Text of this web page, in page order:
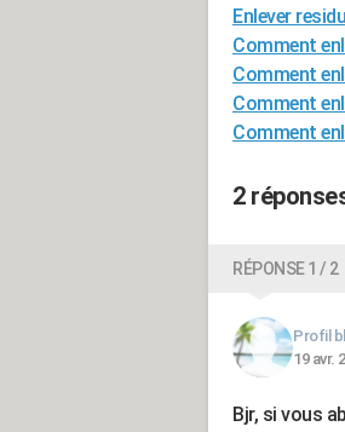
Enlever
Comment
Comment
Comment
Comment
2
RÉPONSE 1 / 2
Profil
19 avr.
Bjr, si vous